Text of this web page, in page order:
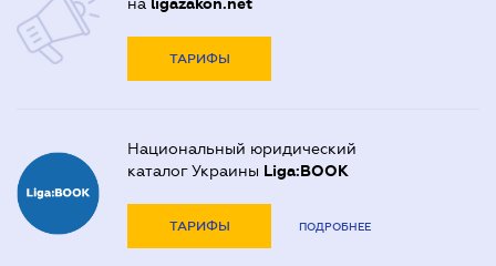
ТАРИФЫ
Национальный юридический
каталог Украины Liga:BOOK
ТАРИФЫ ПОДРОБНЕЕ